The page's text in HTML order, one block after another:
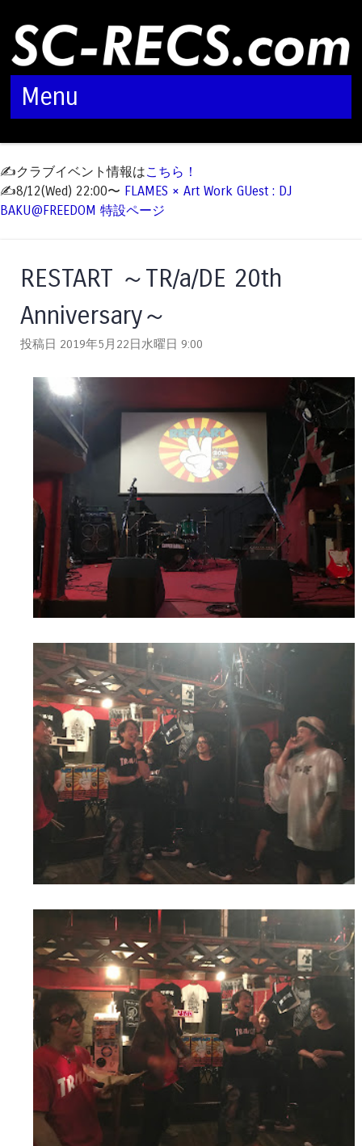
Menu
✍️クラブイベント情報はこちら！
✍️8/12(Wed) 22:00〜 FLAMES × Art Work GUest : DJ
BAKU@FREEDOM 特設ページ
RESTART ～TR/a/DE 20th
Anniversary～
投稿日 2019年5月22日水曜日 9:00